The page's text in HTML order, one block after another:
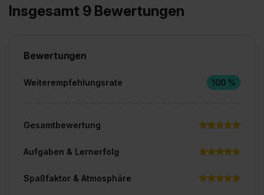
Insgesamt 9 Bewertungen
Bewertungen
Weiterempfehlungsrate 100 %
Gesamtbewertung
Aufgaben & Lernerfolg
Spaßfaktor & Atmosphäre